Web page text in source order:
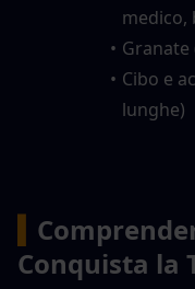
medico,
Cibo e
lunghe)
Conquista la